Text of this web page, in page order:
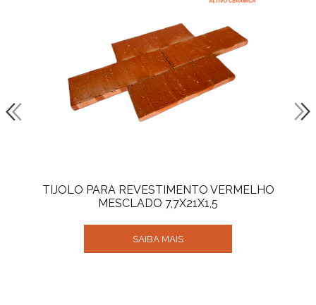
TIJOLO PARA REVESTIMENTO VERMELHO
MESCLADO 7,7X21X1,5
SAIBA MAIS